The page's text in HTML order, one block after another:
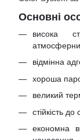
Основні
висока
відмінна
хороша
великий
стійкість
економна